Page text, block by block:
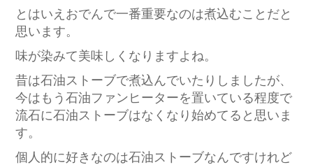
とはいえおでんで一番重要なのは煮込むことだと
思います。
味が染みて美味しくなりますよね。
昔は石油ストーブで煮込んでいたりしましたが、
今はもう石油ファンヒーターを置いている程度で
流石に石油ストーブはなくなり始めてると思いま
す。
個人的に好きなのは石油ストーブなんですけれど